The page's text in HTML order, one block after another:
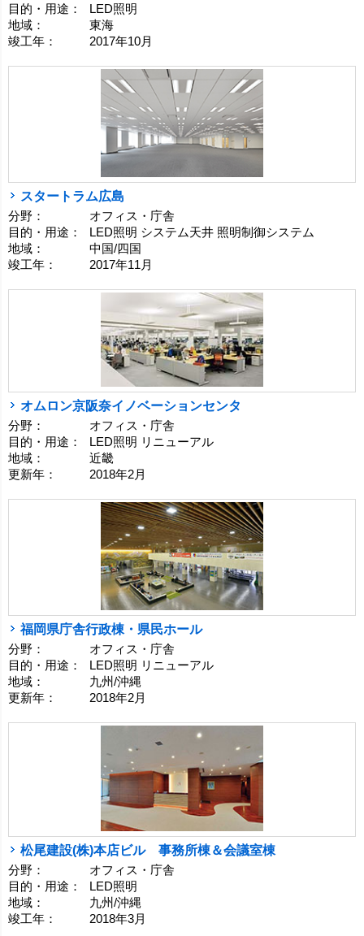
目的・用途：
LED照明
地域：
東海
竣工年：
2017年10月
スタートラム広島
分野：
オフィス・庁舎
目的・用途：
LED照明 システム天井 照明制御システム
地域：
中国/四国
竣工年：
2017年11月
オムロン京阪奈イノベーションセンタ
分野：
オフィス・庁舎
目的・用途：
LED照明 リニューアル
地域：
近畿
更新年：
2018年2月
福岡県庁舎行政棟・県民ホール
分野：
オフィス・庁舎
目的・用途：
LED照明 リニューアル
地域：
九州/沖縄
更新年：
2018年2月
松尾建設(株)本店ビル 事務所棟＆会議室棟
分野：
オフィス・庁舎
目的・用途：
LED照明
地域：
九州/沖縄
竣工年：
2018年3月